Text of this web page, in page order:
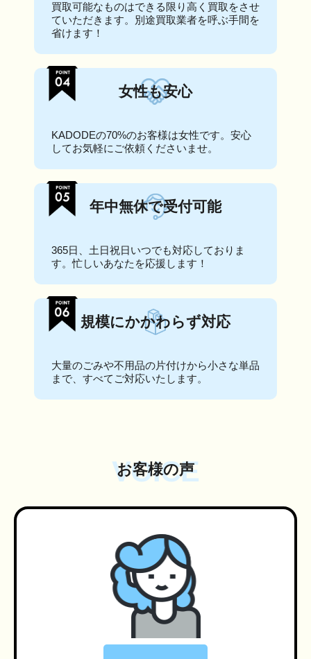
買取可能なものはできる限り高く買取をさせ
ていただきます。別途買取業者を呼ぶ手間を
省けます！
女性も安心
KADODEの70%のお客様は女性です。安心
してお気軽にご依頼くださいませ。
年中無休で受付可能
365日、土日祝日いつでも対応しておりま
す。忙しいあなたを応援します！
規模にかかわらず対応
大量のごみや不用品の片付けから小さな単品
まで、すべてご対応いたします。
VOICE
お客様の声